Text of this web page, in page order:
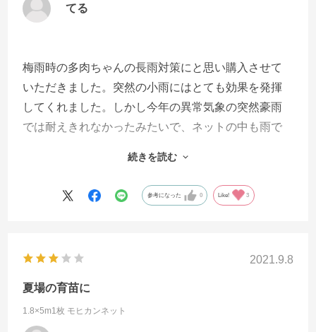
てる
梅雨時の多肉ちゃんの長雨対策にと思い購入させて
いただきました。突然の小雨にはとても効果を発揮
してくれました。しかし今年の異常気象の突然豪雨
では耐えきれなかったみたいで、ネットの中も雨で
続きを読む
参考になった 0 Like! 3
2021.9.8
夏場の育苗に
1.8×5m1枚 モヒカンネット